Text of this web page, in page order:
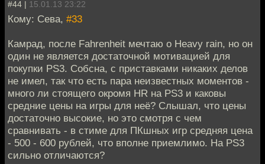
#44 | 15.01.13 23:22
Кому: Сева, #33
Камрад, после Fahrenheit мечтаю о Heavy rain, но он
один не является достаточной мотивацией для
покупки PS3. Собсна, с приставками никаких делов
не имел, так что есть пара неизвестных моментов -
много ли стоящего окромя HR на PS3 и каковы
средние цены на игры для неё? Слышал, что цены
достаточно высокие, но это смотря с чем
сравнивать - в стиме для ПКшных игр средняя цена
- 500 - 600 рублей, что вполне приемлимо. На PS3
сильно отличаются?